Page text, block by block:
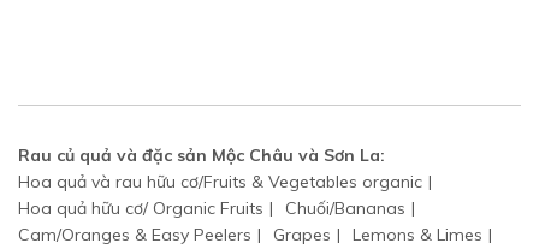
Rau củ quả và đặc sản Mộc Châu và Sơn La:
Hoa quả và rau hữu cơ/Fruits & Vegetables organic
Hoa quả hữu cơ/ Organic Fruits
Chuối/Bananas
Cam/Oranges & Easy Peelers
Grapes
Lemons & Limes